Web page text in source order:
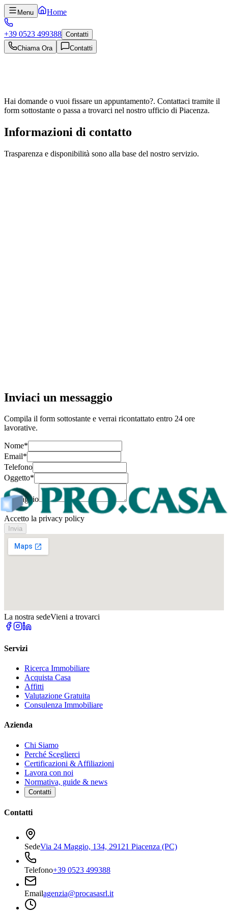
Menu Home
+39 0523 499388 Contatti
Chiama Ora
Contatti
Hai domande o vuoi fissare un appuntamento?. Contattaci tramite il
form sottostante o passa a trovarci nel nostro ufficio di Piacenza.
Informazioni di contatto
Trasparenza e disponibilità sono alla base del nostro servizio.
Inviaci un messaggio
Compila il form sottostante e verrai ricontattato entro 24 ore
lavorative.
Nome*
Email*
Telefono
Oggetto*
Messaggio
Accetto la privacy policy
Invia
La nostra sedeVieni a trovarci
Servizi
Ricerca Immobiliare
Acquista Casa
Affitti
Valutazione Gratuita
Consulenza Immobiliare
Azienda
Chi Siamo
Perché Sceglierci
Certificazioni & Affiliazioni
Lavora con noi
Normativa, guide & news
Contatti
Contatti
SedeVia 24 Maggio, 134, 29121 Piacenza (PC)
Telefono+39 0523 499388
Emailagenzia@procasasrl.it